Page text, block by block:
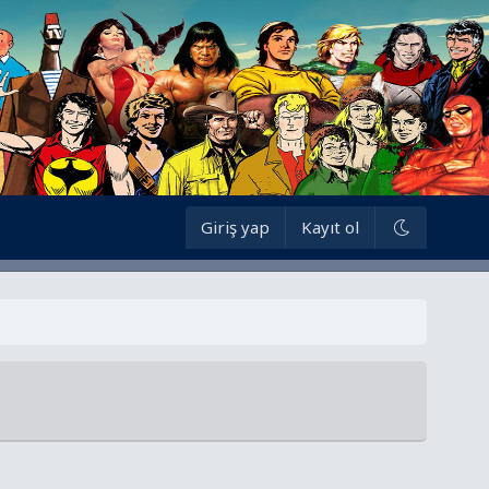
Giriş yap Kayıt ol